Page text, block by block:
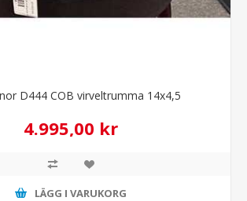
D444 COB virveltrumma 14x4,5
4.995,00 kr
LÄGG I VARUKORG